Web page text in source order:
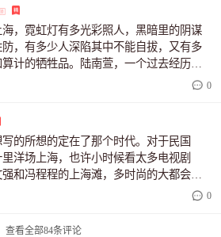
，霓虹灯有多光彩照人，黑暗里的阴谋
，有多少人深陷其中不能自拔，又有多
计的牺牲品。陆南萱，一个过去经历过
因为年少的伤痛而远赴他国，终有一日
艳又富有手段，而她所有的努力只是为
她的所有仇人得到他们应有的报应。也是
的心却意外的碰上了经年不遇的他，他
她的心，让她终于感受到什么是温暖，
明白，原来，在这人世间，并非所有人
谋，付出和温情也是有的。只是以前，
0
的所想的定在了那个时代。对于民国
洋场上海，也许小时候看太多电视剧
和冯程程的上海滩，多时尚的大都会，
还有发型甚至是那些老爷车有些情有独
受众性吗？隐笛表示困惑，我的复仇千金
0
查看全部84条评论